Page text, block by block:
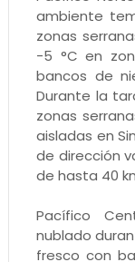
ambiente
zonas
-5 °C en
bancos de
Durante la
zonas
aisladas en
de dirección
de hasta 40
Pacífico
nublado
fresco con